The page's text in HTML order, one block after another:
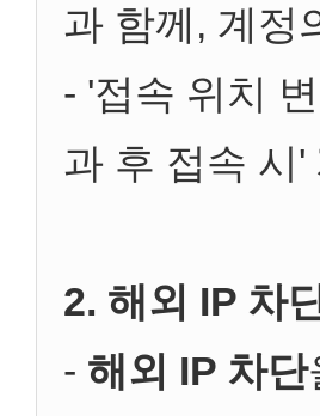
과 함께, 계정
- '접속 위치
과 후 접속 시'
2. 해외 IP 차
- 해외 IP 차단